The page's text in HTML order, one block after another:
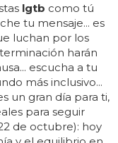
lgtb como tú
tu mensaje... es
luchan por los
harán
escucha a tu
más inclusivo...
un gran día para ti,
para seguir
de octubre): hoy